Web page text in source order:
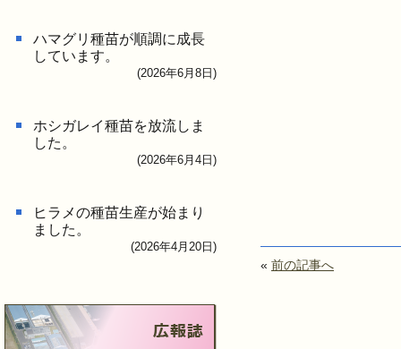
« 前の記事へ
ハマグリ種苗が順調に成長
しています。
(2026年6月8日)
ホシガレイ種苗を放流しま
した。
(2026年6月4日)
ヒラメの種苗生産が始まり
ました。
(2026年4月20日)